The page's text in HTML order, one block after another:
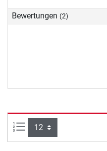
Bewertungen (2)
Artikel pro Seite: